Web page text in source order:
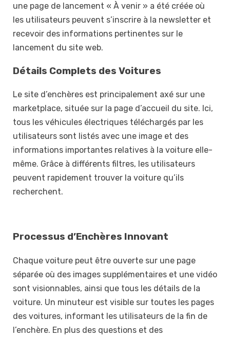
une page de lancement « À venir » a été créée où
les utilisateurs peuvent s’inscrire à la newsletter et
recevoir des informations pertinentes sur le
lancement du site web.
Détails Complets des Voitures
Le site d’enchères est principalement axé sur une
marketplace, située sur la page d’accueil du site. Ici,
tous les véhicules électriques téléchargés par les
utilisateurs sont listés avec une image et des
informations importantes relatives à la voiture elle-
même. Grâce à différents filtres, les utilisateurs
peuvent rapidement trouver la voiture qu’ils
recherchent.
Processus d’Enchères Innovant
Chaque voiture peut être ouverte sur une page
séparée où des images supplémentaires et une vidéo
sont visionnables, ainsi que tous les détails de la
voiture. Un minuteur est visible sur toutes les pages
des voitures, informant les utilisateurs de la fin de
l’enchère. En plus des questions et des